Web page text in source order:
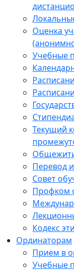
Оценка
Учебные
Текущий
Перевод
Совет
Профком
Кодекс
Ординаторам
Прием в
Учебные